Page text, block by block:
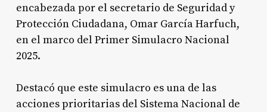
encabezada por el secretario de Seguridad y
Protección Ciudadana, Omar García Harfuch,
en el marco del Primer Simulacro Nacional
2025.
Destacó que este simulacro es una de las
acciones prioritarias del Sistema Nacional de